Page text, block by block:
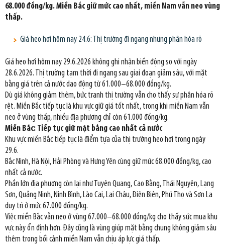
68.000 đồng/kg. Miền Bắc giữ mức cao nhất, miền Nam vẫn neo vùng
thấp.
Giá heo hơi hôm nay 24.6: Thị trường đi ngang nhưng phân hóa rõ
Giá heo hơi hôm nay 29.6.2026 không ghi nhận biến động so với ngày
28.6.2026. Thị trường tạm thời đi ngang sau giai đoạn giảm sâu, với mặt
bằng giá trên cả nước dao động từ 61.000–68.000 đồng/kg.
Dù giá không giảm thêm, bức tranh thị trường vẫn cho thấy sự phân hóa rõ
rệt. Miền Bắc tiếp tục là khu vực giữ giá tốt nhất, trong khi miền Nam vẫn
neo ở vùng thấp, nhiều địa phương chỉ còn 61.000 đồng/kg.
Miền Bắc: Tiếp tục giữ mặt bằng cao nhất cả nước
Khu vực miền Bắc tiếp tục là điểm tựa của thị trường heo hơi trong ngày
29.6.
Bắc Ninh, Hà Nội, Hải Phòng và Hưng Yên cùng giữ mức 68.000 đồng/kg, cao
nhất cả nước.
Phần lớn địa phương còn lại như Tuyên Quang, Cao Bằng, Thái Nguyên, Lạng
Sơn, Quảng Ninh, Ninh Bình, Lào Cai, Lai Châu, Điện Biên, Phú Thọ và Sơn La
duy trì ở mức 67.000 đồng/kg.
Việc miền Bắc vẫn neo ở vùng 67.000–68.000 đồng/kg cho thấy sức mua khu
vực này ổn định hơn. Đây cũng là vùng giúp mặt bằng chung không giảm sâu
thêm trong bối cảnh miền Nam vẫn chịu áp lực giá thấp.